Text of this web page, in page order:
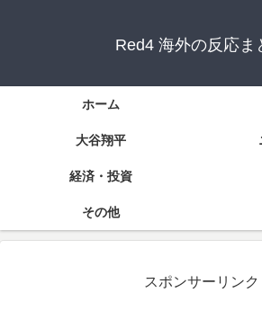
Red4 海外の反応ま
ホーム
大谷翔平
経済・投資
その他
スポンサーリンク